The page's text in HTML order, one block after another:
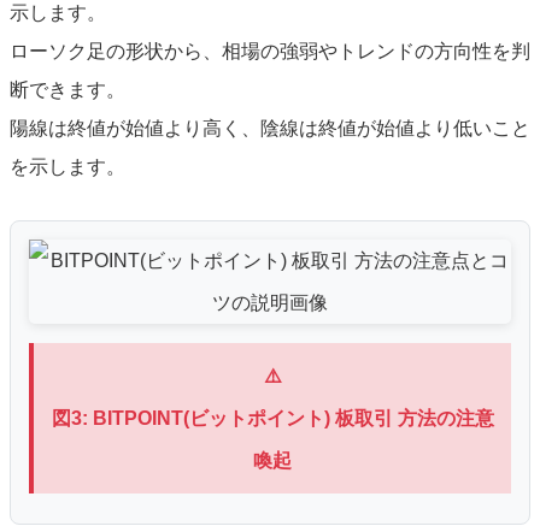
示します。
ローソク足の形状から、相場の強弱やトレンドの方向性を判
断できます。
陽線は終値が始値より高く、陰線は終値が始値より低いこと
を示します。
⚠️
図3: BITPOINT(ビットポイント) 板取引 方法の注意
喚起